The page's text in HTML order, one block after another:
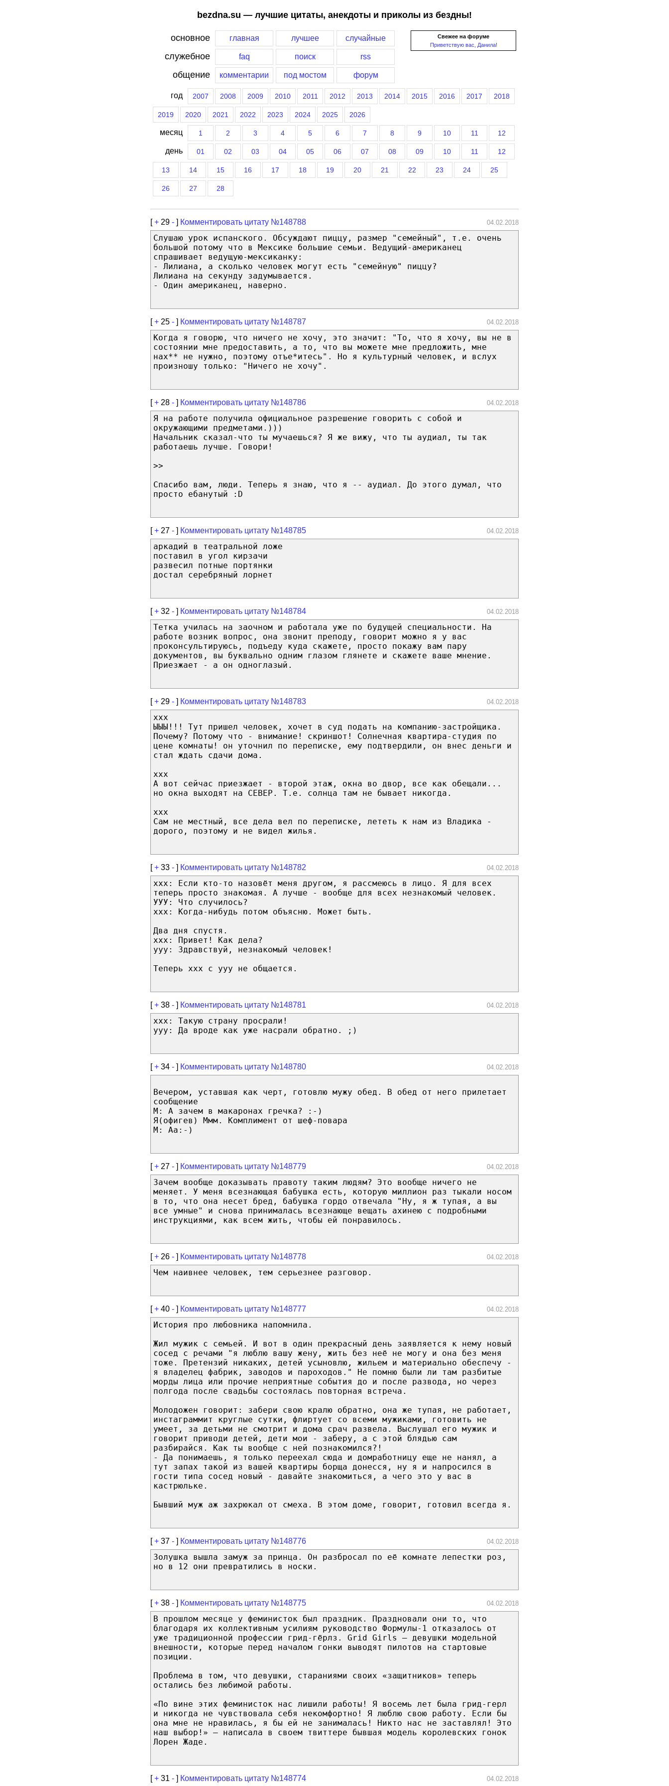
bezdna.su — лучшие цитаты, анекдоты и приколы из бездны!
Свежее на форуме
Приветствую вас, Данила!
основное главная лучшее случайные
служебное faq поиск rss
общение комментарии под мостом форум
год 2007 2008 2009 2010 2011 2012 2013 2014 2015 2016 2017 2018
2019 2020 2021 2022 2023 2024 2025 2026
месяц 1 2 3 4 5 6 7 8 9 10 11 12
день 01 02 03 04 05 06 07 08 09 10 11 12
13 14 15 16 17 18 19 20 21 22 23 24 25
26 27 28
[+ 29 - ] Комментировать цитату №148788 04.02.2018
Слушаю урок испанского. Обсуждают пиццу, размер "семейный", т.е. очень
большой потому что в Мексике большие семьи. Ведущий-американец
спрашивает ведущую-мексиканку:
- Лилиана, а сколько человек могут есть "семейную" пиццу?
Лилиана на секунду задумывается.
- Один американец, наверно.
[+ 25 - ] Комментировать цитату №148787 04.02.2018
Когда я говорю, что ничего не хочу, это значит: "То, что я хочу, вы не в
состоянии мне предоставить, а то, что вы можете мне предложить, мне
нах** не нужно, поэтому отъе*итесь". Но я культурный человек, и вслух
произношу только: "Ничего не хочу".
[+ 28 - ] Комментировать цитату №148786 04.02.2018
Я на работе получила официальное разрешение говорить с собой и
окружающими предметами.)))
Начальник сказал-что ты мучаешься? Я же вижу, что ты аудиал, ты так
работаешь лучше. Говори!
>>
Спасибо вам, люди. Теперь я знаю, что я -- аудиал. До этого думал, что
просто ебанутый :D
[+ 27 - ] Комментировать цитату №148785 04.02.2018
аркадий в театральной ложе
поставил в угол кирзачи
развесил потные портянки
достал серебряный лорнет
[+ 32 - ] Комментировать цитату №148784 04.02.2018
Тетка училась на заочном и работала уже по будущей специальности. На
работе возник вопрос, она звонит преподу, говорит можно я у вас
проконсультируюсь, подъеду куда скажете, просто покажу вам пару
документов, вы буквально одним глазом глянете и скажете ваше мнение.
Приезжает - а он одноглазый.
[+ 29 - ] Комментировать цитату №148783 04.02.2018
xxx
ЫЫЫ!!! Тут пришел человек, хочет в суд подать на компанию-застройщика.
Почему? Потому что - внимание! скриншот! Солнечная квартира-студия по
цене комнаты! он уточнил по переписке, ему подтвердили, он внес деньги и
стал ждать сдачи дома.
ххх
А вот сейчас приезжает - второй этаж, окна во двор, все как обещали...
но окна выходят на СЕВЕР. Т.е. солнца там не бывает никогда.
ххх
Сам не местный, все дела вел по переписке, лететь к нам из Владика -
дорого, поэтому и не видел жилья.
[+ 33 - ] Комментировать цитату №148782 04.02.2018
ххх: Если кто-то назовёт меня другом, я рассмеюсь в лицо. Я для всех
теперь просто знакомая. А лучше - вообще для всех незнакомый человек.
УУУ: Что случилось?
ххх: Когда-нибудь потом объясню. Может быть.
Два дня спустя.
ххх: Привет! Как дела?
ууу: Здравствуй, незнакомый человек!
Теперь ххх с ууу не общается.
[+ 38 - ] Комментировать цитату №148781 04.02.2018
xxx: Такую страну просрали!
yyy: Да вроде как уже насрали обратно. ;)
[+ 34 - ] Комментировать цитату №148780 04.02.2018
Вечером, уставшая как черт, готовлю мужу обед. В обед от него прилетает
сообщение
М: А зачем в макаронах гречка? :-)
Я(офигев) Ммм. Комплимент от шеф-повара
М: Аа:-)
[+ 27 - ] Комментировать цитату №148779 04.02.2018
Зачем вообще доказывать правоту таким людям? Это вообще ничего не
меняет. У меня всезнающая бабушка есть, которую миллион раз тыкали носом
в то, что она несет бред, бабушка гордо отвечала "Ну, я ж тупая, а вы
все умные" и снова принималась всезнающе вещать ахинею с подробными
инструкциями, как всем жить, чтобы ей понравилось.
[+ 26 - ] Комментировать цитату №148778 04.02.2018
Чем наивнее человек, тем серьезнее разговор.
[+ 40 - ] Комментировать цитату №148777 04.02.2018
История про любовника напомнила.
Жил мужик с семьей. И вот в один прекрасный день заявляется к нему новый
сосед с речами "я люблю вашу жену, жить без неё не могу и она без меня
тоже. Претензий никаких, детей усыновлю, жильем и материально обеспечу -
я владелец фабрик, заводов и пароходов." Не помню были ли там разбитые
морды лица или прочие неприятные события до и после развода, но через
полгода после свадьбы состоялась повторная встреча.
Молодожен говорит: забери свою кралю обратно, она же тупая, не работает,
инстаграммит круглые сутки, флиртует со всеми мужиками, готовить не
умеет, за детьми не смотрит и дома срач развела. Выслушал его мужик и
говорит приводи детей, дети мои - заберу, а с этой блядью сам
разбирайся. Как ты вообще с ней познакомился?!
- Да понимаешь, я только переехал сюда и домработницу еще не нанял, а
тут запах такой из вашей квартиры борща донесся, ну я и напросился в
гости типа сосед новый - давайте знакомиться, а чего это у вас в
кастрюльке.
Бывший муж аж захрюкал от смеха. В этом доме, говорит, готовил всегда я.
[+ 37 - ] Комментировать цитату №148776 04.02.2018
Золушка вышла замуж за принца. Он разбросал по её комнате лепестки роз,
но в 12 они превратились в носки.
[+ 38 - ] Комментировать цитату №148775 04.02.2018
В прошлом месяце у феминисток был праздник. Праздновали они то, чтo
благодаря их коллективным усилиям руководство Формулы-1 отказалось от
уже традиционной профессии грид-гёрлз. Grid Girls – девушки модельной
внешности, которые перед началом гонки выводят пилотов на стартовые
позиции.
Проблема в том, чтo девушки, стараниями своих «защитников» теперь
остались бeз любимой работы.
«По вине этих феминисток нac лишили работы! Я восемь лет была грид-герл
и никогда не чувствовала себя некомфортно! Я люблю свою работу. Если бы
oнa мнe нe нравилась, я бы ей не занималась! Никто нac не заставлял! Этo
нaш выбор!» — написала в своем твиттере бывшая модель королевских гонок
Лорен Жаде.
[+ 31 - ] Комментировать цитату №148774 04.02.2018